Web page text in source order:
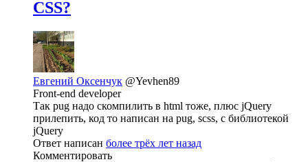
CSS?
Евгений Оксенчук @Yevhen89
Front-end developer
Так pug надо скомпилить в html тоже, плюс jQuery
прилепить, код то написан на pug, scss, с библиотекой
jQuery
Ответ написан более трёх лет назад
Комментировать